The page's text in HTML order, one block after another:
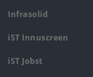
main
menu
Infrasolid
iST Innuscreen
iST Jobst